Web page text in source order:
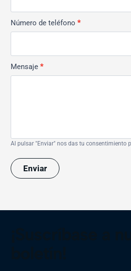
Número de teléfono*
Mensaje*
Al pulsar "Enviar" nos das tu consentimiento
Enviar